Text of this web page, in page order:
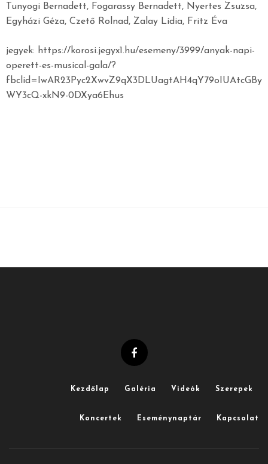
Tunyogi Bernadett, Fogarassy Bernadett, Nyertes Zsuzsa,
Egyházi Géza, Czető Rolnad, Zalay Lídia, Fritz Éva
jegyek: https://korosi.jegyx1.hu/esemeny/3999/anyak-napi-
operett-es-musical-gala/?
fbclid=IwAR23Pyc2XwvZ9qX3DLUagtAH4qY79oIUAtcGBy
WY3cQ-xkN9-0DXya6Ehus
Kezdőlap Galéria Videók Szerepek
Koncertek Eseménynaptár Kapcsolat